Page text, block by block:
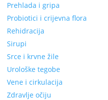
Prehlada i gripa
Probiotici i crijevna flora
Rehidracija
Sirupi
Srce i krvne žile
Urološke tegobe
Vene i cirkulacija
Zdravlje očiju